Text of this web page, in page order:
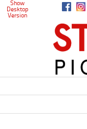
Show
Desktop
Version